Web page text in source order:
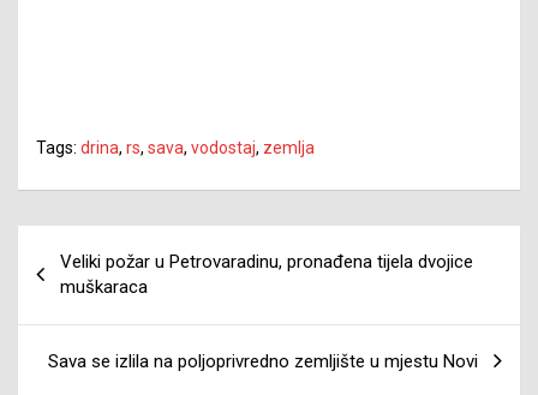
Tags: drina, rs, sava, vodostaj, zemlja
članaka
Veliki požar u Petrovaradinu, pronađena tijela dvojice
muškaraca
Sava se izlila na poljoprivredno zemljište u mjestu Novi